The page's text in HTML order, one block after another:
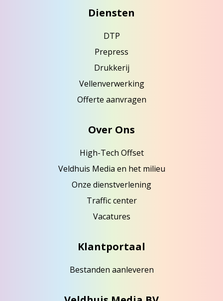
Diensten
DTP
Prepress
Drukkerij
Vellenverwerking
Offerte aanvragen
Over Ons
High-Tech Offset
Veldhuis Media en het milieu
Onze dienstverlening
Traffic center
Vacatures
Klantportaal
Bestanden aanleveren